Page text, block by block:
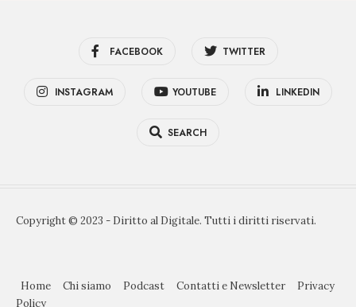
FACEBOOK TWITTER
INSTAGRAM YOUTUBE LINKEDIN
SEARCH
Copyright © 2023 - Diritto al Digitale. Tutti i diritti riservati.
Home Chi siamo Podcast Contatti e Newsletter
Privacy
Policy